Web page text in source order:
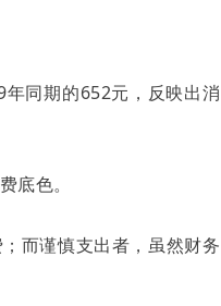
同期的652元，反映出消
底色。
而谨慎支出者，虽然财务